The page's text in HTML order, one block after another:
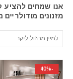
אנו שמחים להציע
מזנונים
-40%